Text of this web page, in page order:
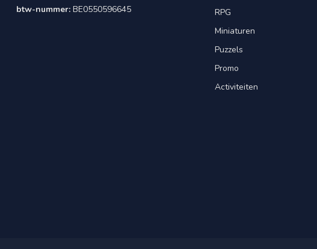
btw-nummer: BE0550596645
RPG
Miniaturen
Puzzels
Promo
Activiteiten